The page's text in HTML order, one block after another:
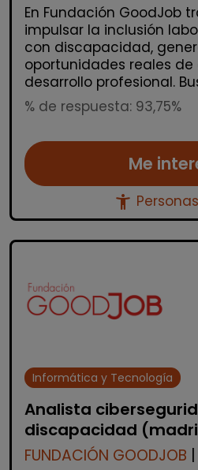
En Fundación GoodJob
impulsar la inclusión
con discapacidad,
oportunidades reales de
desarrollo profesional.
% de respuesta: 93,75%
Me
accessibility_new
Informática y Tecnología
Analista
discapacidad
FUNDACIÓN GOODJOB